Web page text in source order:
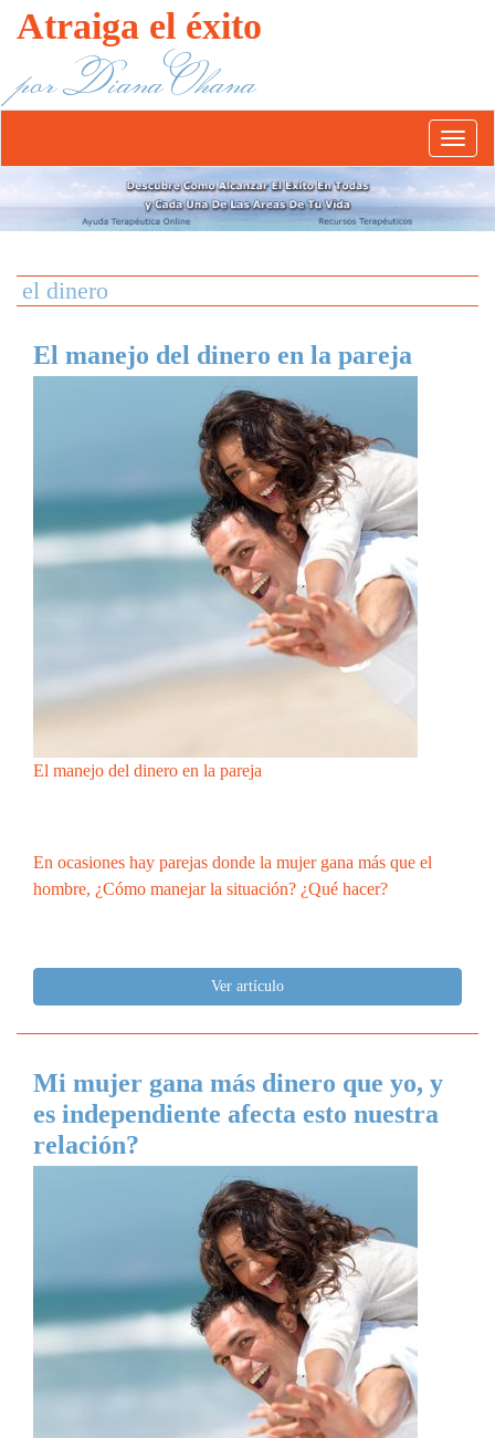
Atraiga el éxito
por Diana Ohana
Abrír/
el
menú
el dinero
El manejo del dinero en la pareja
El manejo del dinero en la pareja
En ocasiones hay parejas donde la mujer gana más que el
hombre, ¿Cómo manejar la situación? ¿Qué hacer?
Ver artículo
Mi mujer gana más dinero que yo, y
es independiente afecta esto nuestra
relación?